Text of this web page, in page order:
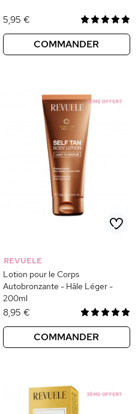
5,95 €
COMMANDER
REVUELE
Lotion pour le Corps
Autobronzante - Hâle Léger -
200ml
8,95 €
COMMANDER